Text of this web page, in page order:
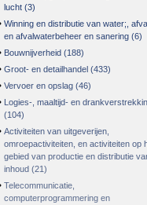
lucht (3)
Winning en distributie van water;,
en afvalwaterbeheer en sanering (6)
Bouwnijverheid (188)
Groot- en detailhandel (433)
Vervoer en opslag (46)
Logies-, maaltijd- en
(104)
Activiteiten van uitgeverijen,
omroepactiviteiten, en activiteiten op
gebied van productie en distributie
inhoud (21)
Telecommunicatie,
computerprogrammering en